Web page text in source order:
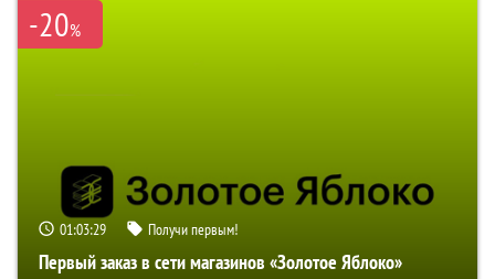
-20%
01:03:28 Получи первым!
Первый заказ в сети магазинов «Золотое Яблоко»